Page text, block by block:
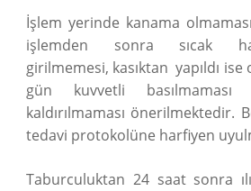
İşlem yerinde kanama olmaması
işlemden sonra sıcak
girilmemesi, kasıktan yapıldı
gün kuvvetli
kaldırılmaması önerilmektedir.
tedavi protokolüne harfiyen
Taburculuktan 24 saat sonra